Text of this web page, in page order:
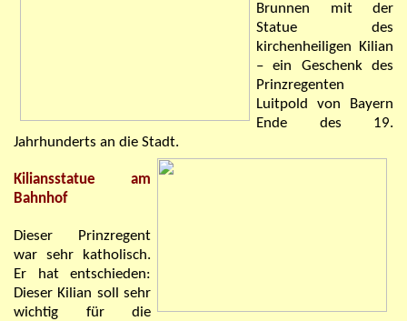
Brunnen mit der
Statue des
kirchenheiligen Kilian
– ein Geschenk des
Prinzregenten
Luitpold von Bayern
Ende des 19.
Jahrhunderts an die Stadt.
Kiliansstatue am
Bahnhof
Dieser Prinzregent
war sehr katholisch.
Er hat entschieden:
Dieser Kilian soll sehr
wichtig für die